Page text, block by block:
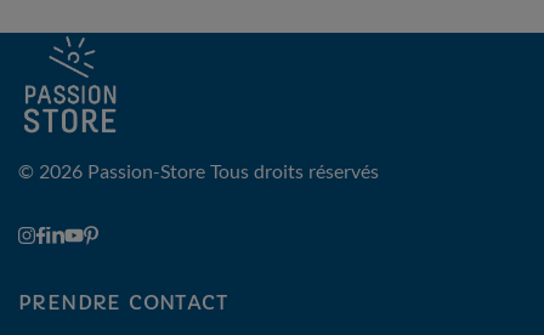
© 2026 Passion-Store Tous droits réservés
PRENDRE CONTACT